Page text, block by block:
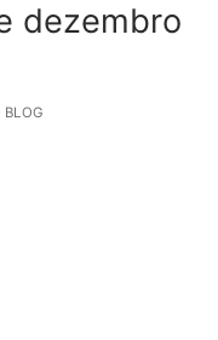
dezembro
BLOG